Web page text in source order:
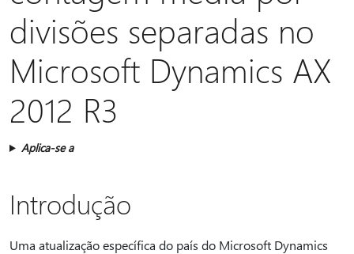
divisões separadas no
Microsoft Dynamics AX
2012 R3
Aplica-se a
Introdução
Uma atualização específica do país do Microsoft Dynamics